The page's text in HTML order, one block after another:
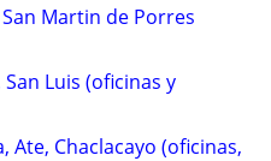
Martin de Porres
Luis (oficinas y
Ate, Chaclacayo (oficinas,